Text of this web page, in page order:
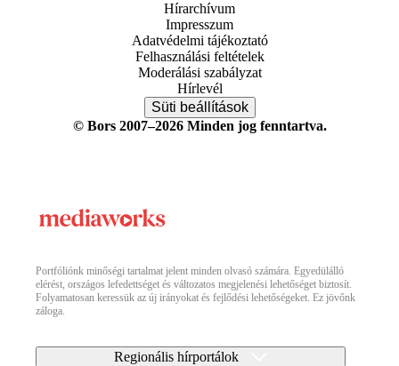
Hírarchívum
Impresszum
Adatvédelmi tájékoztató
Felhasználási feltételek
Moderálási szabályzat
Hírlevél
Süti beállítások
© Bors 2007–2026 Minden jog fenntartva.
Portfóliónk minőségi tartalmat jelent minden olvasó számára. Egyedülálló
elérést, országos lefedettséget és változatos megjelenési lehetőséget biztosít.
Folyamatosan keressük az új irányokat és fejlődési lehetőségeket. Ez jövőnk
záloga.
Regionális hírportálok